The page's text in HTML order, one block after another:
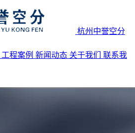
杭州中誉空分
工程案例 新闻动态 关于我们 联系我